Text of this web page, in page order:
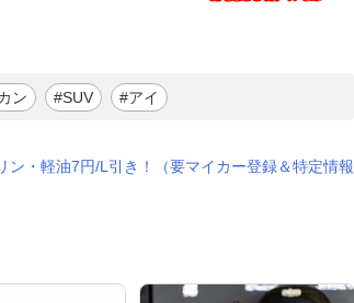
ン #SUV #アイ
ン・軽油7円/L引き！（要マイカー登録＆特定情報